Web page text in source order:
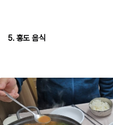
5. 홍도 음식